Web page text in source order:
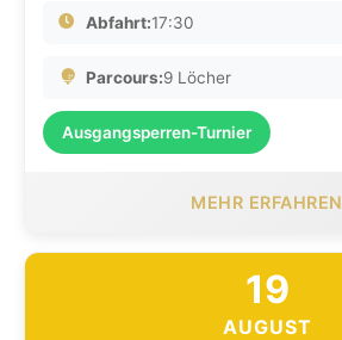
Abfahrt:17:30
Parcours:9 Löcher
Ausgangsperren-Turnier
MEHR ERFAHREN
19
AUGUST